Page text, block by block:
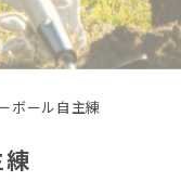
ボール自主練